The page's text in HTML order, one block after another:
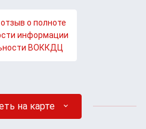
о полноте
информации
ВОККДЦ
на карте